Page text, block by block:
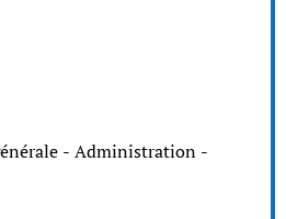
- Administration -